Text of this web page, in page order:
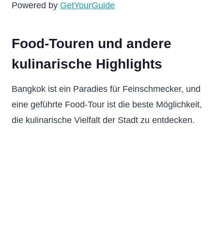
Powered by GetYourGuide
Food-Touren und andere
kulinarische Highlights
Bangkok ist ein Paradies für Feinschmecker, und
eine geführte Food-Tour ist die beste Möglichkeit,
die kulinarische Vielfalt der Stadt zu entdecken.